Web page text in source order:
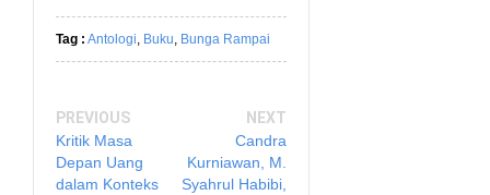
Tag : Antologi, Buku, Bunga Rampai
PREVIOUS
Kritik Masa
Depan Uang
dalam Konteks
NEXT
Candra
Kurniawan, M.
Syahrul Habibi,